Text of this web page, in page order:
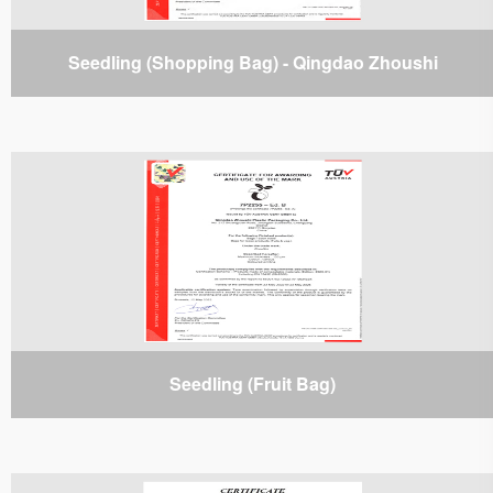
Seedling (Shopping Bag) - Qingdao Zhoushi
Seedling (Fruit Bag)